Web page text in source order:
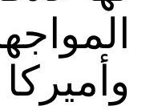
وأميركا